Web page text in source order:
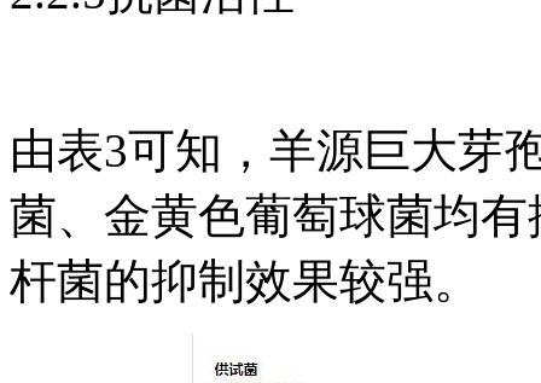
由表3可知，羊源巨大芽
菌、金黄色葡萄球菌均
杆菌的抑制效果较强。